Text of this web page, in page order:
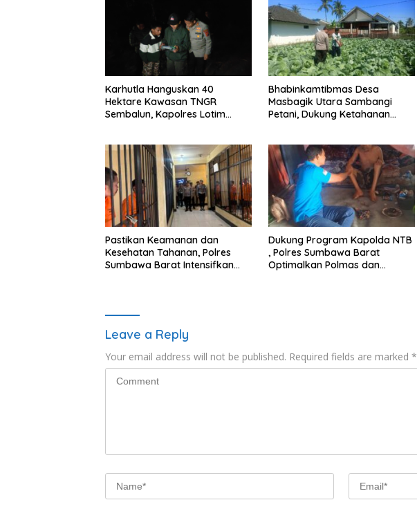
Karhutla Hanguskan 40
Hektare Kawasan TNGR
Sembalun, Kapolres Lotim
Bhabinkamtibmas Desa
Masbagik Utara Sambangi
Petani, Dukung Ketahanan
Pastikan Keamanan dan
Kesehatan Tahanan, Polres
Sumbawa Barat Intensifkan
Dukung Program Kapolda NTB
, Polres Sumbawa Barat
Optimalkan Polmas dan
Leave a Reply
Your email address will not be published. Required fields are marked *